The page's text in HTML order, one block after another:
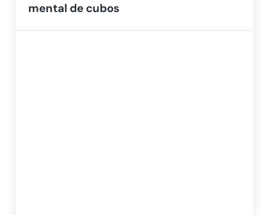
mental de cubos